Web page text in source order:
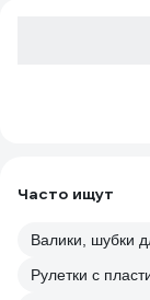
Часто ищут
Валики, шубки
Рулетки с